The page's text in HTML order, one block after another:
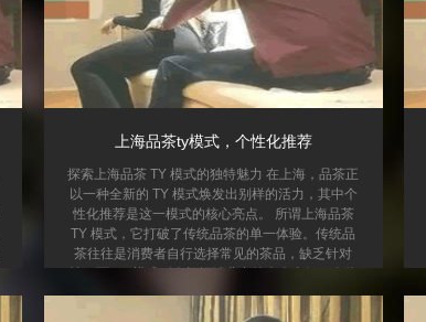
上海品茶ty模式，个性化推荐
探索上海品茶 TY 模式的独特魅力 在上海，品茶正
以一种全新的 TY 模式焕发出别样的活力，其中个
性化推荐是这一模式的核心亮点。 所谓上海品茶
TY 模式，它打破了传统品茶的单一体验。传统品
茶往往是消费者自行选择常见的茶品，缺乏针对
状况、饮茶习惯等多方面因素，为其精准推荐合适
的茶品。 个性化推荐的实现，依赖于专业的品茶师